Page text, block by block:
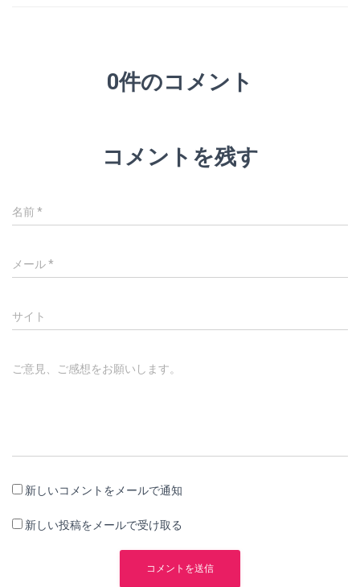
0件のコメント
コメントを残す
名前*
メール*
サイト
ご意見、ご感想をお願いします。
新しいコメントをメールで通知
新しい投稿をメールで受け取る